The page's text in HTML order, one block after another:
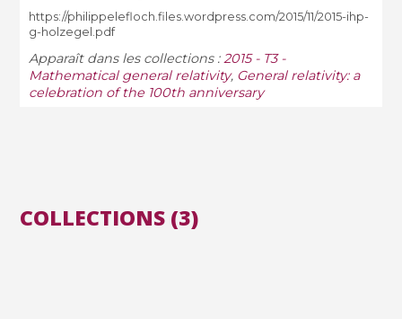
https://philippelefloch.files.wordpress.com/2015/11/2015-ihp-
g-holzegel.pdf
Apparaît dans les collections : 2015 - T3 -
Mathematical general relativity, General relativity: a
celebration of the 100th anniversary
COLLECTIONS (3)